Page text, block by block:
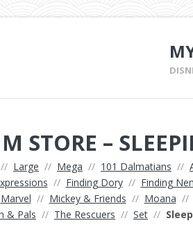
STORE –
// Large // Mega // 101 Dalmatians //
// Finding Dory // Finding
Marvel // Mickey & Friends // Moana //
& Pals // The Rescuers // Set //